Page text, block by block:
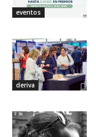
eventos
deriva